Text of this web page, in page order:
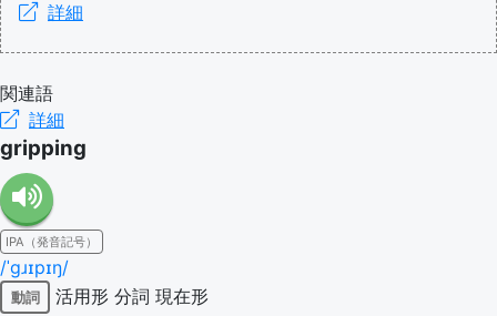
詳細
関連語
詳細
gripping
IPA（発音記号）
/ˈɡɹɪpɪŋ/
動詞 活用形 分詞 現在形